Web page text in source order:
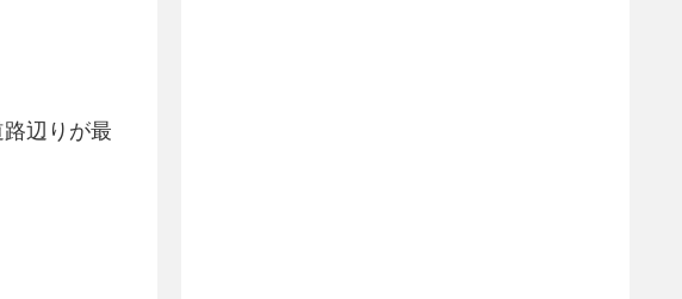
辺りが最